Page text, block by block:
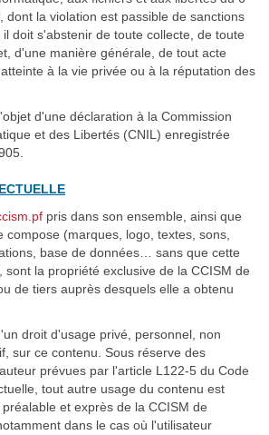
dont la violation est passible de sanctions
doit s'abstenir de toute collecte, de toute
d'une manière générale, de tout acte
à la vie privée ou à la réputation des
d'une déclaration à la Commission
et des Libertés (CNIL) enregistrée
pris dans son ensemble, ainsi que
compose (marques, logo, textes, sons,
base de données… sans que cette
sont la propriété exclusive de la CCISM de
de tiers auprès desquels elle a obtenu
droit d'usage privé, personnel, non
sur ce contenu. Sous réserve des
prévues par l'article L122-5 du Code
tout autre usage du contenu est
et exprès de la CCISM de
dans le cas où l'utilisateur